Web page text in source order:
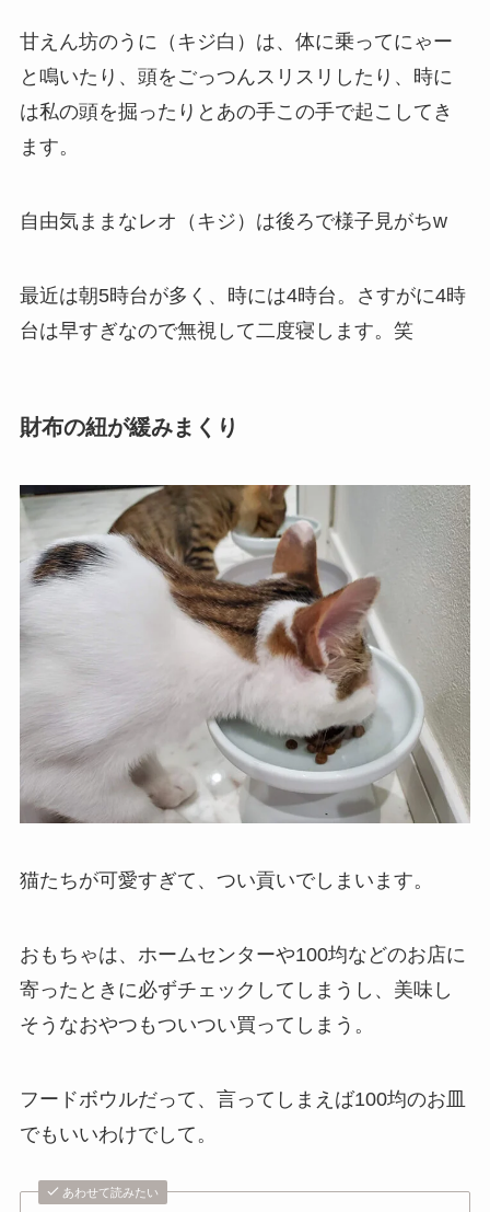
甘えん坊のうに（キジ白）は、体に乗ってにゃー
と鳴いたり、頭をごっつんスリスリしたり、時に
は私の頭を掘ったりとあの手この手で起こしてき
ます。
自由気ままなレオ（キジ）は後ろで様子見がちw
最近は朝5時台が多く、時には4時台。さすがに4時
台は早すぎなので無視して二度寝します。笑
財布の紐が緩みまくり
猫たちが可愛すぎて、つい貢いでしまいます。
おもちゃは、ホームセンターや100均などのお店に
寄ったときに必ずチェックしてしまうし、美味し
そうなおやつもついつい買ってしまう。
フードボウルだって、言ってしまえば100均のお皿
でもいいわけでして。
あわせて読みたい